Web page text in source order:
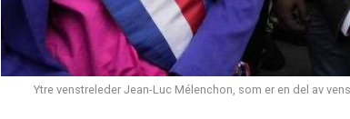
Ytre venstreleder Jean-Luc Mélenchon, som er en del av